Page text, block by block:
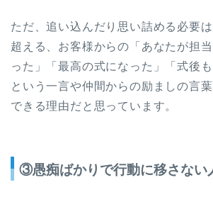
ただ、追い込んだり思い詰める必要
超える、お客様からの「あなたが担
った」「最高の式になった」「式後も
という一言や仲間からの励ましの言
できる理由だと思っています。
③愚痴ばかりで行動に移さない